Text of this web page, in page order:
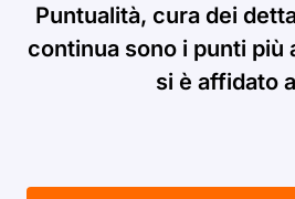
Puntualità, cura dei
continua sono i punti più
si è affidato